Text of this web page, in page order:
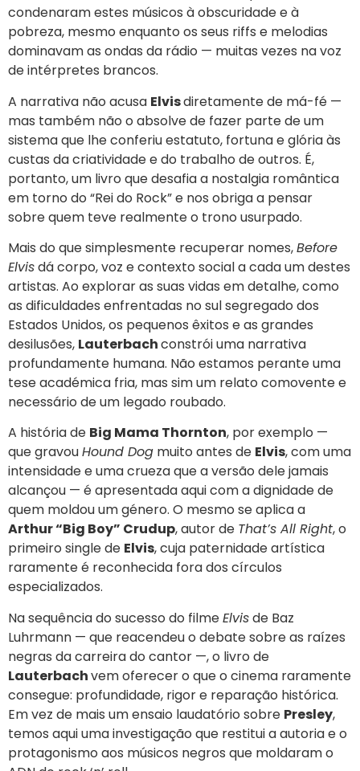
condenaram estes músicos à obscuridade e à
pobreza, mesmo enquanto os seus riffs e melodias
dominavam as ondas da rádio — muitas vezes na voz
de intérpretes brancos.
A narrativa não acusa Elvisdiretamente de má-fé —
mas também não o absolve de fazer parte de um
sistema que lhe conferiu estatuto, fortuna e glória às
custas da criatividade e do trabalho de outros. É,
portanto, um livro que desafia a nostalgia romântica
em torno do “Rei do Rock” e nos obriga a pensar
sobre quem teve realmente o trono usurpado.
Mais do que simplesmente recuperar nomes,Before
Elvisdá corpo, voz e contexto social a cada um destes
artistas. Ao explorar as suas vidas em detalhe, como
as dificuldades enfrentadas no sul segregado dos
Estados Unidos, os pequenos êxitos e as grandes
desilusões, Lauterbachconstrói uma narrativa
profundamente humana. Não estamos perante uma
tese académica fria, mas sim um relato comovente e
necessário de um legado roubado.
A história de Big Mama Thornton, por exemplo —
que gravouHound Dog muito antes de Elvis, com uma
intensidade e uma crueza que a versão dele jamais
alcançou — é apresentada aqui com a dignidade de
quem moldou um género. O mesmo se aplica a
Arthur “Big Boy” Crudup, autor de That’s All Right, o
primeiro single de Elvis, cuja paternidade artística
raramente é reconhecida fora dos círculos
especializados.
Na sequência do sucesso do filmeElvisde Baz
Luhrmann — que reacendeu o debate sobre as raízes
negras da carreira do cantor —, o livro de
Lauterbachvem oferecer o que o cinema raramente
consegue: profundidade, rigor e reparação histórica.
Em vez de mais um ensaio laudatório sobre Presley,
temos aqui uma investigação que restitui a autoria e o
protagonismo aos músicos negros que moldaram o